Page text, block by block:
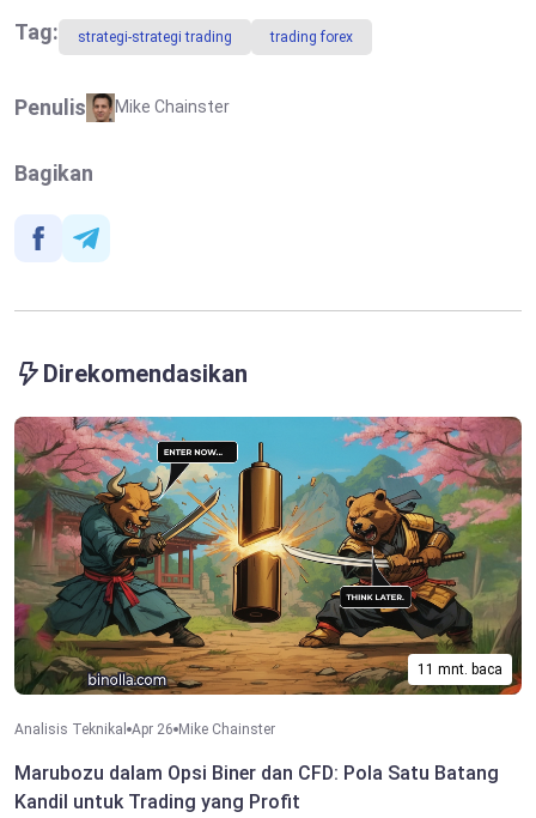
Guncangan
Energi
Prospek ke
Depan
Kejutan Minyak
Bumi Memaksa
Tag: strategi-strategi trading trading forex
Penulis Mike Chainster
Bagikan
Direkomendasikan
11 mnt. baca
Analisis Teknikal Apr 26 Mike Chainster
Marubozu dalam Opsi Biner dan CFD: Pola Satu Batang
Kandil untuk Trading yang Profit